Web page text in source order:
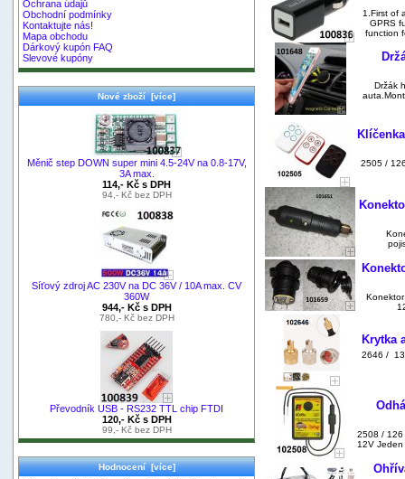
Ochrana údajů
Obchodní podmínky
Kontaktujte nás!
Mapa obchodu
Dárkový kupón FAQ
Slevové kupóny
Nové zboží [více]
Měnič step DOWN super mini 4.5-24V na 0.8-17V,
3A max.
114,- Kč s DPH
94,- Kč bez DPH
Síťový zdroj AC 230V na DC 36V / 10A max. CV
360W
944,- Kč s DPH
780,- Kč bez DPH
Převodník USB - RS232 TTL chip FTDI
120,- Kč s DPH
99,- Kč bez DPH
Hodnocení [více]
1.First of
GPRS
function
Držák
2505 /
Krytka
2646 /
2508 /
12V